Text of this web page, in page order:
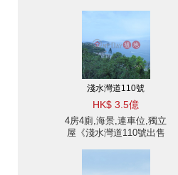
淺水灣道110號
HK$ 3.5億
4房4廁,海景,連車位,獨立
屋《淺水灣道110號出售